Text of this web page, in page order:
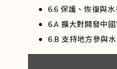
6.6 保護、恢復與
6.A 擴大對開發中
6.B 支持地方參與